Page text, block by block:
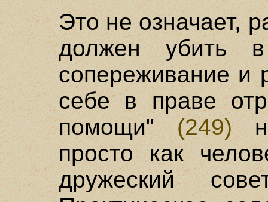
Это не означает,
должен убить
сопереживание и
себе в праве
помощи" (249)
просто как
дружеский